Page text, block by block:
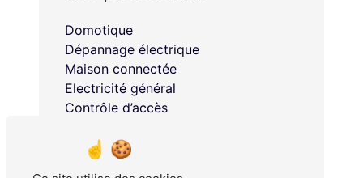
Domotique
Dépannage électrique
Maison connectée
Electricité général
Contrôle d’accès
Automatisme